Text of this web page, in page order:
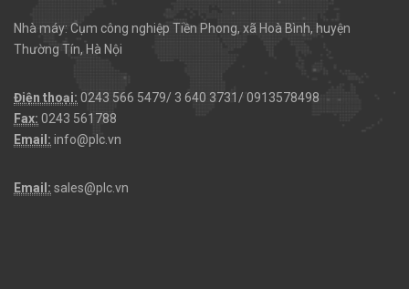
Nhà máy: Cụm công nghiệp Tiền Phong, xã Hoà Bình, huyện
Thường Tín, Hà Nội
Điện thoại: 0243 566 5479/ 3 640 3731/ 0913578498
Fax: 0243 561788
Email: info@plc.vn
Email: sales@plc.vn